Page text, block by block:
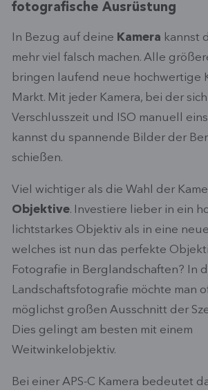
fotografische Ausrüstung
In Bezug auf deine Kamera kannst
mehr viel falsch machen. Alle
bringen laufend neue hochwertige
Markt. Mit jeder Kamera, bei der
Verschlusszeit und ISO manuell
kannst du spannende Bilder der
schießen.
Viel wichtiger als die Wahl der
Objektive. Investiere lieber in ein
lichtstarkes Objektiv als in eine
welches ist nun das perfekte
Fotografie in Berglandschaften? In
Landschaftsfotografie möchte man
möglichst großen Ausschnitt der
Dies gelingt am besten mit einem
Weitwinkelobjektiv.
Bei einer APS-C Kamera bedeutet